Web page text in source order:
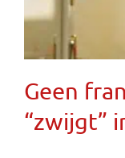
Geen
“zwijgt”